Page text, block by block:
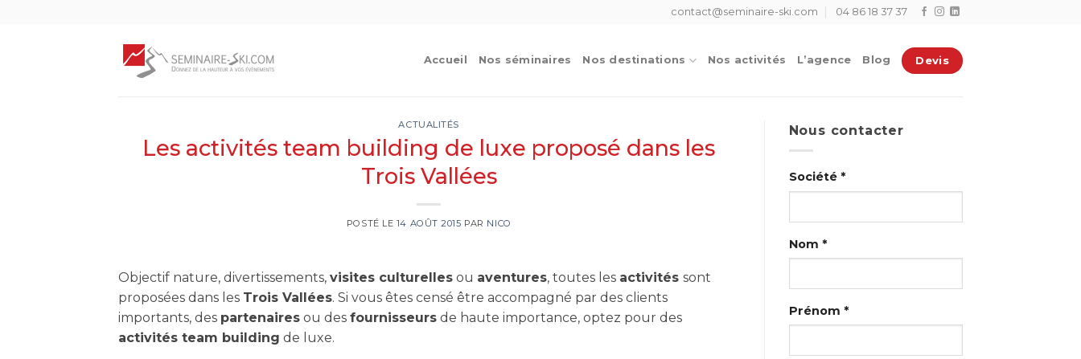
contact@seminaire-ski.com 04 86 18 37 37
Accueil Nos séminaires Nos destinations Nos activités L’agence Blog Devis
ACTUALITÉS
Les activités team building de luxe proposé dans les
Trois Vallées
POSTÉ LE 14 AOÛT 2015 PAR NICO
Objectif nature, divertissements, visites culturelles ou aventures, toutes les activités sont
proposées dans les Trois Vallées. Si vous êtes censé être accompagné par des clients
importants, des partenaires ou des fournisseurs de haute importance, optez pour des
activités team building de luxe.
Nous contacter
Société *
Nom *
Prénom *